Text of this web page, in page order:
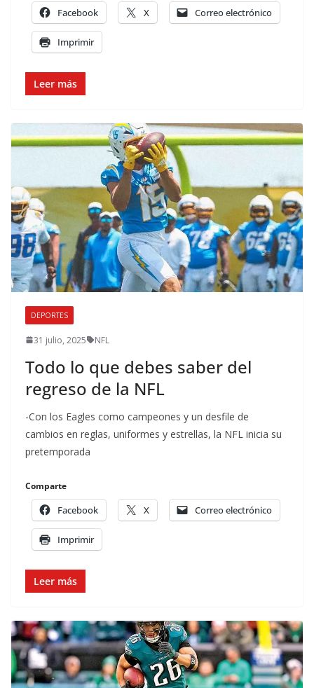
Facebook X Correo electrónico
Imprimir
Leer más
DEPORTES
31 julio, 2025 NFL
Todo lo que debes saber del
regreso de la NFL
-Con los Eagles como campeones y un desfile de
cambios en reglas, uniformes y estrellas, la NFL inicia su
pretemporada
Comparte
Facebook X Correo electrónico
Imprimir
Leer más